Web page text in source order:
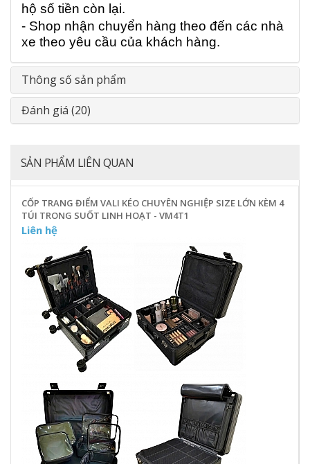
hộ số tiền còn lại.
- Shop nhận chuyển hàng theo đến các nhà
xe theo yêu cầu của khách hàng.
Thông số sản phẩm
Đánh giá (20)
SẢN PHẨM LIÊN QUAN
CỐP TRANG ĐIỂM VALI KÉO CHUYÊN NGHIỆP SIZE LỚN KÈM 4
TÚI TRONG SUỐT LINH HOẠT - VM4T1
Liên hệ